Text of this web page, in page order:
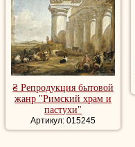
₴ Репродукция бытовой
жанр "Римский храм и
пастухи"
Артикул: 015245